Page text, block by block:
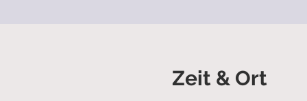
Zeit & Ort